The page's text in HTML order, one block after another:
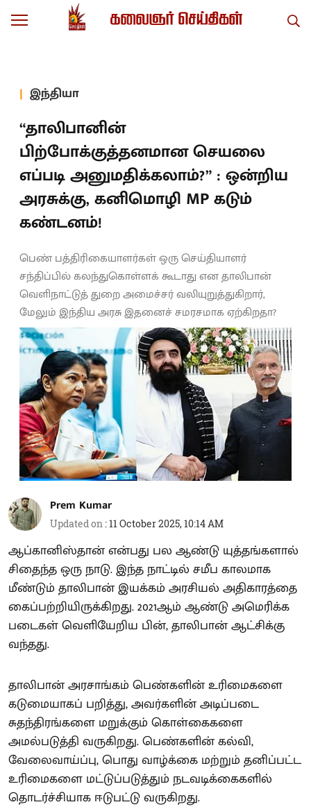
இந்தியா
“தாலிபானின்
பிற்போக்குத்தனமான செயலை
எப்படி அனுமதிக்கலாம்?” : ஒன்றிய
அரசுக்கு, கனிமொழி MP கடும்
கண்டனம்!
பெண் பத்திரிகையாளர்கள் ஒரு செய்தியாளர்
சந்திப்பில் கலந்துகொள்ளக் கூடாது என தாலிபான்
வெளிநாட்டுத் துறை அமைச்சர் வலியுறுத்துகிறார்,
மேலும் இந்திய அரசு இதனைச் சமரசமாக ஏற்கிறதா?
Prem Kumar
Updated on :11 October 2025, 10:14 AM
ஆப்கானிஸ்தான் என்பது பல ஆண்டு யுத்தங்களால்
சிதைந்த ஒரு நாடு. இந்த நாட்டில் சமீப காலமாக
மீண்டும் தாலிபான் இயக்கம் அரசியல் அதிகாரத்தை
கைப்பற்றியிருக்கிறது. 2021ஆம் ஆண்டு அமெரிக்க
படைகள் வெளியேறிய பின், தாலிபான் ஆட்சிக்கு
வந்தது.
தாலிபான் அரசாங்கம் பெண்களின் உரிமைகளை
கடுமையாகப் பறித்து, அவர்களின் அடிப்படை
சுதந்திரங்களை மறுக்கும் கொள்கைகளை
அமல்படுத்தி வருகிறது. பெண்களின் கல்வி,
வேலைவாய்ப்பு, பொது வாழ்க்கை மற்றும் தனிப்பட்ட
உரிமைகளை மட்டுப்படுத்தும் நடவடிக்கைகளில்
தொடர்ச்சியாக ஈடுபட்டு வருகிறது.